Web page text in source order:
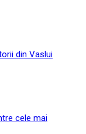
din Vaslui
cele mai